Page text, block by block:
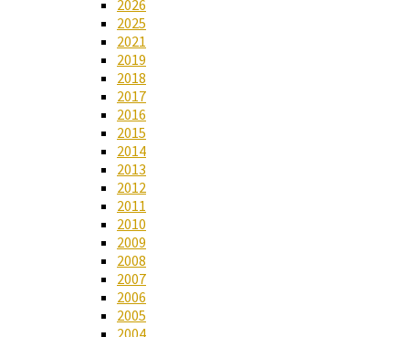
2026
2025
2021
2019
2018
2017
2016
2015
2014
2013
2012
2011
2010
2009
2008
2007
2006
2005
2004